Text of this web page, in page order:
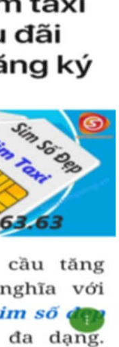
chỉ cần nhìn vào
trong xã hội là như thế
tại
Tứ Quý, sim giá rẻ uy
gian ở khoản lựa số,
thì mới là sim hoàn